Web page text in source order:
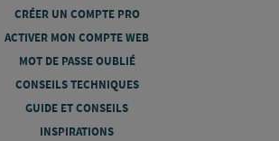
CRÉER UN COMPTE PRO
ACTIVER MON COMPTE WEB
MOT DE PASSE OUBLIÉ
CONSEILS TECHNIQUES
GUIDE ET CONSEILS
INSPIRATIONS